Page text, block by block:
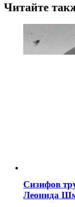
Читайте
Сизифов
Леонида